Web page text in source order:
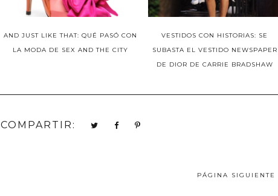
AND JUST LIKE THAT: QUÉ PASÓ CON
LA MODA DE SEX AND THE CITY
VESTIDOS CON HISTORIAS: SE
SUBASTA EL VESTIDO NEWSPAPER
DE DIOR DE CARRIE BRADSHAW
COMPARTIR:
PÁGINA SIGUIENTE